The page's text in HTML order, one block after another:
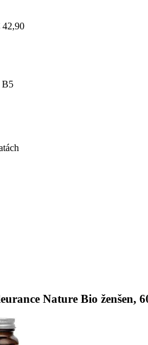
42,90
B5
Nature Bio ženšen,